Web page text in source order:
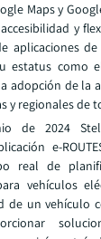
Maps y
y
aplicaciones
estatus como
adopción de la
y regionales de
de 2024
e-
real de
vehículos
de un vehículo